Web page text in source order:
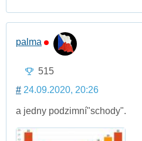
palma
515
# 24.09.2020, 20:26
a jedny podzimní"schody".